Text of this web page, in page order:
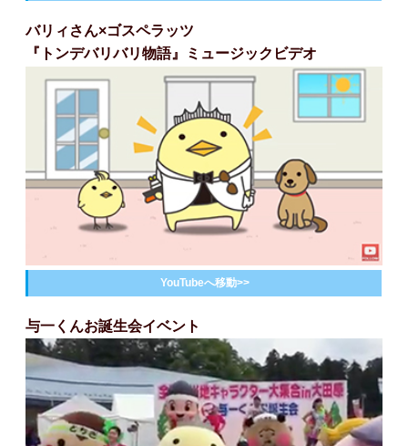
バリィさん×ゴスペラッツ
『トンデバリバリ物語』ミュージックビデオ
YouTubeへ移動>>
与一くんお誕生会イベント